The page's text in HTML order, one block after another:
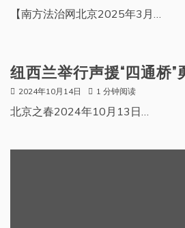
【南方法治网北京2025年3月…
纽西兰举行声援“四通桥”
2024年10月14日 1 分钟阅读
北京之春2024年10月13日…